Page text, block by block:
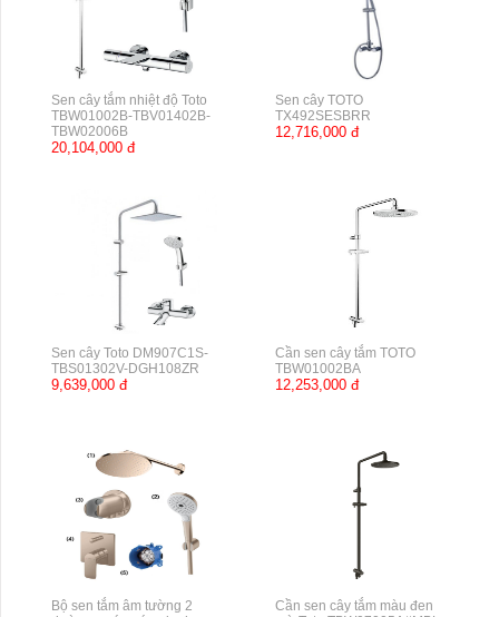
Sen cây tắm nhiệt độ Toto
TBW01002B-TBV01402B-
TBW02006B
20,104,000 đ
Sen cây TOTO
TX492SESBRR
12,716,000 đ
Sen cây Toto DM907C1S-
TBS01302V-DGH108ZR
9,639,000 đ
Cần sen cây tắm TOTO
TBW01002BA
12,253,000 đ
Bộ sen tắm âm tường 2
Cần sen cây tắm màu đen